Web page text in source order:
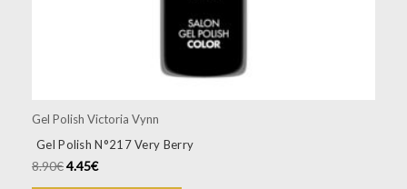
Gel Polish Victoria Vynn
Gel Polish N°217 Very Berry
8.90€4.45€